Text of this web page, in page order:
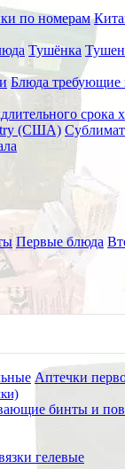
по номерам
Тушёнка
Блюда требующие
срока
(США)
Первые блюда
Аптечки
бинты и
гелевые
магазин не
посещения магазина.
для